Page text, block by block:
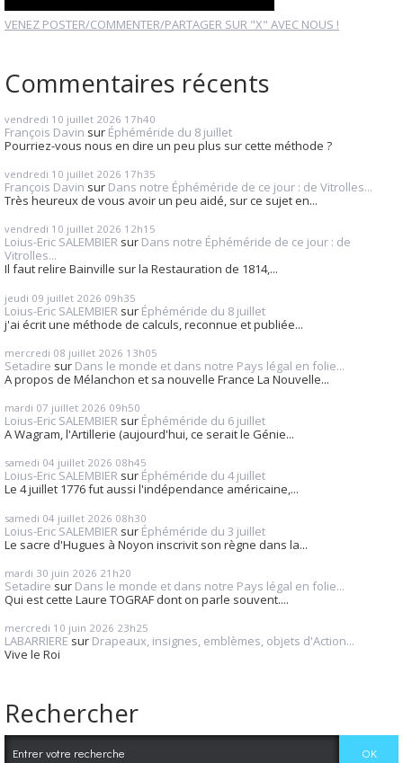
VENEZ POSTER/COMMENTER/PARTAGER SUR "X" AVEC NOUS !
Commentaires récents
vendredi 10 juillet 2026 17h40
François Davin sur Éphéméride du 8 juillet
Pourriez-vous nous en dire un peu plus sur cette méthode ?
vendredi 10 juillet 2026 17h35
François Davin sur Dans notre Éphéméride de ce jour : de Vitrolles...
Très heureux de vous avoir un peu aidé, sur ce sujet en...
vendredi 10 juillet 2026 12h15
Loius-Eric SALEMBIER sur Dans notre Éphéméride de ce jour : de
Vitrolles...
Il faut relire Bainville sur la Restauration de 1814,...
jeudi 09 juillet 2026 09h35
Loius-Eric SALEMBIER sur Éphéméride du 8 juillet
j'ai écrit une méthode de calculs, reconnue et publiée...
mercredi 08 juillet 2026 13h05
Setadire sur Dans le monde et dans notre Pays légal en folie...
A propos de Mélanchon et sa nouvelle France La Nouvelle...
mardi 07 juillet 2026 09h50
Loius-Eric SALEMBIER sur Éphéméride du 6 juillet
A Wagram, l'Artillerie (aujourd'hui, ce serait le Génie...
samedi 04 juillet 2026 08h45
Loius-Eric SALEMBIER sur Éphéméride du 4 juillet
Le 4 juillet 1776 fut aussi l'indépendance américaine,...
samedi 04 juillet 2026 08h30
Loius-Eric SALEMBIER sur Éphéméride du 3 juillet
Le sacre d'Hugues à Noyon inscrivit son règne dans la...
mardi 30 juin 2026 21h20
Setadire sur Dans le monde et dans notre Pays légal en folie...
Qui est cette Laure TOGRAF dont on parle souvent....
mercredi 10 juin 2026 23h25
LABARRIERE sur Drapeaux, insignes, emblèmes, objets d'Action...
Vive le Roi
Rechercher